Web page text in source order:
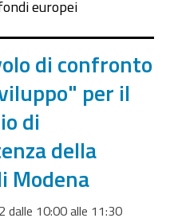
europei
di confronto
per il
di
della
Modena
dalle 10:00alle 11:30